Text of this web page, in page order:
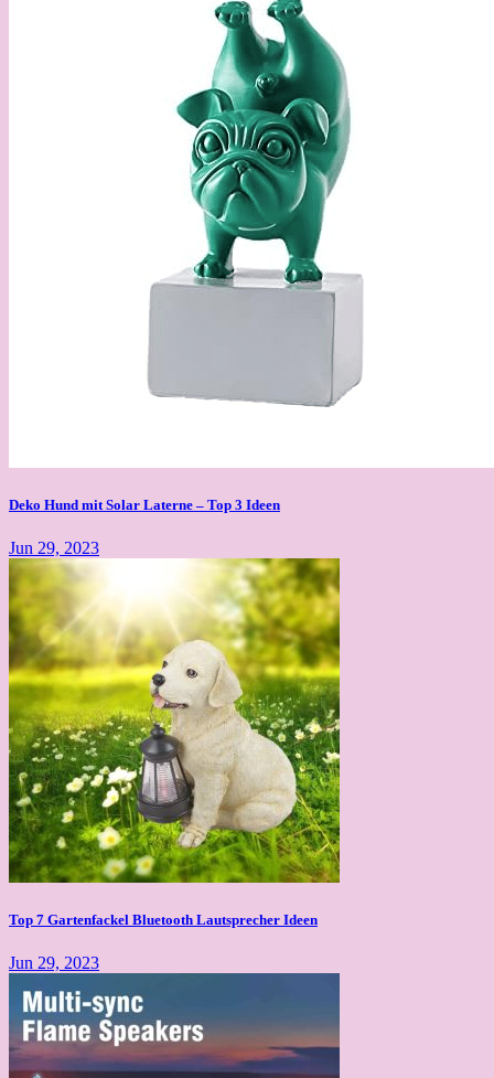
Deko Hund mit Solar Laterne – Top 3 Ideen
Jun 29, 2023
Top 7 Gartenfackel Bluetooth Lautsprecher Ideen
Jun 29, 2023